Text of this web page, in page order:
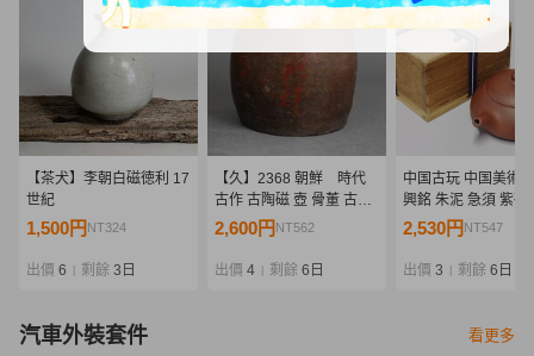
【茶犬】李朝白磁徳利 17
世紀
1,500円 NT324
出價 6 剩餘 3日
【久】2368 朝鮮 時代
古作 古陶磁 壺 骨董 古美
術 花器 花入
2,600円 NT562
出價 4 剩餘 6日
中国古玩 中国美術
興銘 朱泥 急須 紫砂
興紫砂 唐物 時代物
2,530円 NT547
出價 3 剩餘 6日
汽車外裝套件 看更多